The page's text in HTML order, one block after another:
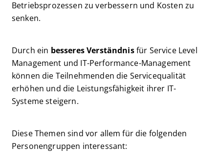
Betriebsprozessen zu verbessern und Kosten zu
senken.
Durch ein besseres Verständnisfür Service Level
Management und IT-Performance-Management
können die Teilnehmenden die Servicequalität
erhöhen und die Leistungsfähigkeit ihrer IT-
Systeme steigern.
Diese Themen sind vor allem für die folgenden
Personengruppen interessant: